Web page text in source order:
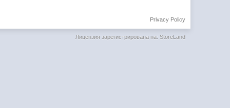
Privacy Policy
Лицензия зарегистрирована на: StoreLand